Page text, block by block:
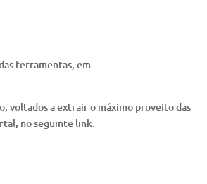
ferramentas, em
voltados a extrair o máximo proveito das
no seguinte link: